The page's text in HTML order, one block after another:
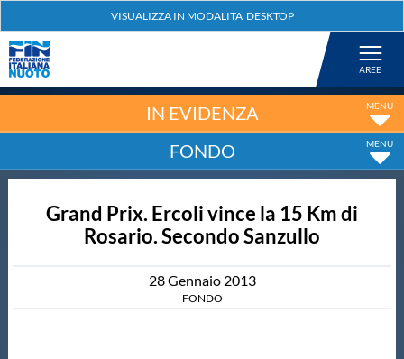
Nuoto
Tuffi
IN EVIDENZA
FONDO
Grand Prix. Ercoli vince la 15 Km di
Rosario. Secondo Sanzullo
28Gennaio 2013
FONDO